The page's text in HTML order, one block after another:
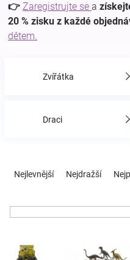
a
kojenecká
zábava
👉 Zaregistrujte se a
20 % zisku z každé
dětem.
Zvířátka
Draci
Nejlevnější Nejdražší